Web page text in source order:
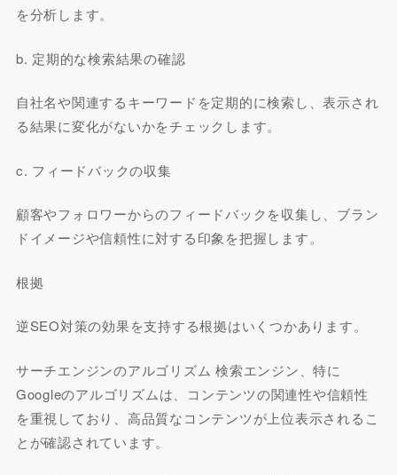
を分析します。
b. 定期的な検索結果の確認
自社名や関連するキーワードを定期的に検索し、表示され
る結果に変化がないかをチェックします。
c. フィードバックの収集
顧客やフォロワーからのフィードバックを収集し、ブラン
ドイメージや信頼性に対する印象を把握します。
根拠
逆SEO対策の効果を支持する根拠はいくつかあります。
サーチエンジンのアルゴリズム 検索エンジン、特に
Googleのアルゴリズムは、コンテンツの関連性や信頼性
を重視しており、高品質なコンテンツが上位表示されるこ
とが確認されています。